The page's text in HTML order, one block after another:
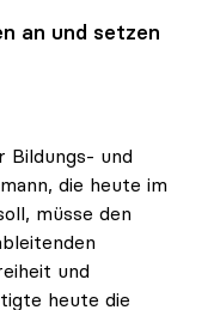
an und setzen
Bildungs- und
die heute im
müsse den
und
heute die